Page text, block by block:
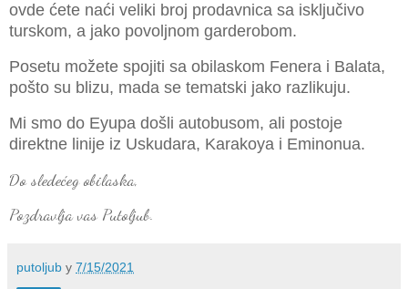
ovde ćete naći veliki broj prodavnica sa isključivo
turskom, a jako povoljnom garderobom.
Posetu možete spojiti sa obilaskom Fenera i Balata,
pošto su blizu, mada se tematski jako razlikuju.
Mi smo do Eyupa došli autobusom, ali postoje
direktne linije iz Uskudara, Karakoya i Eminonua.
Do sledećeg obilaska,
Pozdravlja vas Putoljub.
putoljub у 7/15/2021